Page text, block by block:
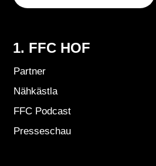
1. FFC HOF
Partner
Nähkästla
FFC Podcast
Presseschau